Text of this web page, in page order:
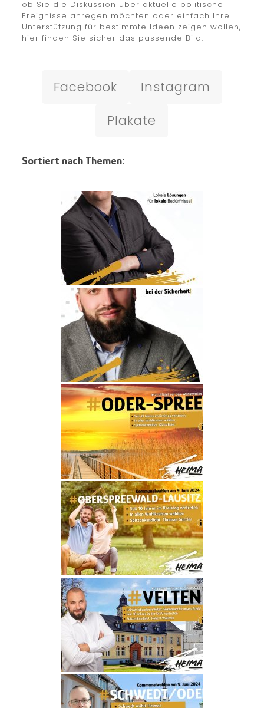
ob Sie die Diskussion über aktuelle politische
Ereignisse anregen möchten oder einfach Ihre
Unterstützung für bestimmte Ideen zeigen wollen,
hier finden Sie sicher das passende Bild.
Facebook
Instagram
Plakate
Sortiert nach Themen: